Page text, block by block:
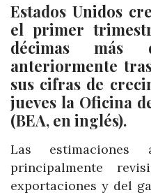
Estados Unidos
el primer
décimas más
anteriormente
sus cifras de
jueves la Oficina
(BEA, en inglés).
Las estimaciones
principalmente
exportaciones y del